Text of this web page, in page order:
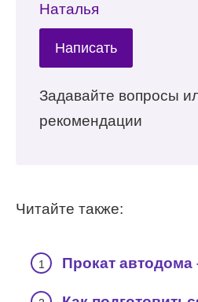
Наталья
Написать
Задавайте вопросы
рекомендации
Читайте также:
Прокат автодома